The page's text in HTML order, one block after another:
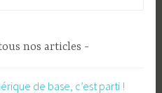
nos articles
de base, c’est parti !